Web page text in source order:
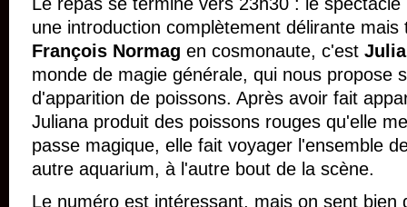
une introduction complètement délirante mais
François Normag en cosmonaute, c'est
monde de magie générale, qui nous propose
d'apparition de poissons. Après avoir fait
Juliana produit des poissons rouges qu'elle
passe magique, elle fait voyager l'ensemble
autre aquarium, à l'autre bout de la scène.
Le numéro est intéressant, mais on sent bien